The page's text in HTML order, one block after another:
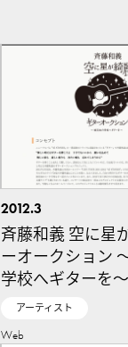
2012.3
斉藤和義 空に星
ーオークション
学校へギターを〜
アーティスト
Web